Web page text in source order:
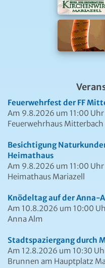
Feuerwehrfest der FF
Am 9.8.2026 um 11:00 Uhr
Feuerwehrhaus Mitterbach
Besichtigung
Heimathaus
Am 9.8.2026 um 11:00 Uhr
Heimathaus Mariazell
Knödeltag auf der Anna-
Am 10.8.2026 um 10:00
Anna Alm
Stadtspaziergang durch
Am 12.8.2026 um 10:30
Brunnen am Hauptplatz